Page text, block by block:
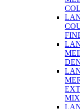
MIX